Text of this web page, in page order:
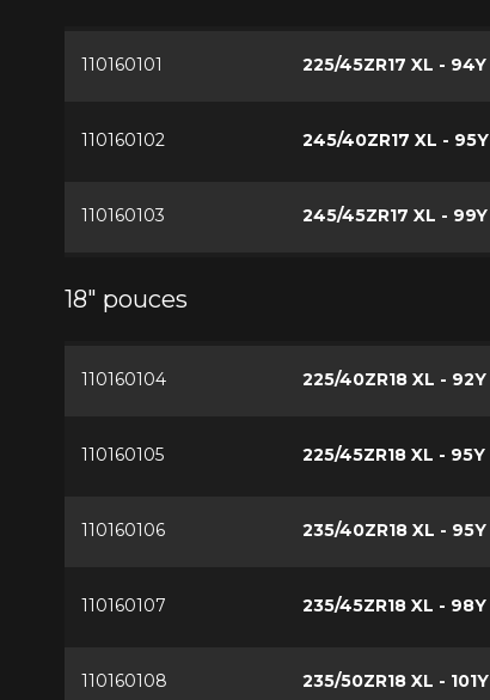
110160101 225/45ZR17 XL - 94Y
110160102 245/40ZR17 XL - 95Y
110160103 245/45ZR17 XL - 99Y
18" pouces
110160104 225/40ZR18 XL - 92Y
110160105 225/45ZR18 XL - 95Y
110160106 235/40ZR18 XL - 95Y
110160107 235/45ZR18 XL - 98Y
110160108 235/50ZR18 XL - 101Y